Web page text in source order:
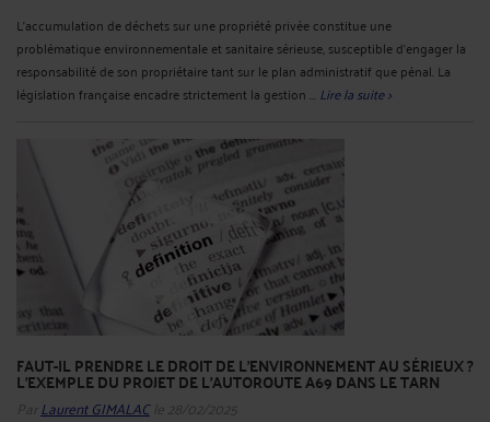
L'accumulation de déchets sur une propriété privée constitue une
problématique environnementale et sanitaire sérieuse, susceptible d'engager la
responsabilité de son propriétaire tant sur le plan administratif que pénal. La
législation française encadre strictement la gestion ... Lire la suite >
FAUT-IL PRENDRE LE DROIT DE L’ENVIRONNEMENT AU SÉRIEUX ?
L’EXEMPLE DU PROJET DE L’AUTOROUTE A69 DANS LE TARN
Par Laurent GIMALACle 28/02/2025